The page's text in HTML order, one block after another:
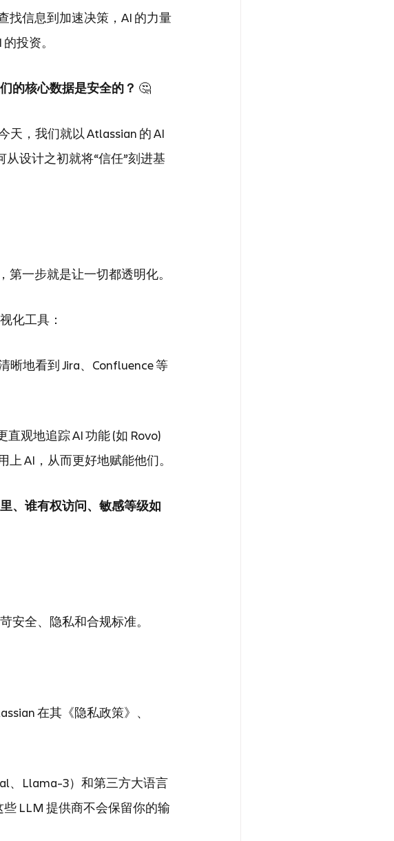
找信息到加速决策，AI 的力量
投资。
的核心数据是安全的？ 🤔
天，我们就以 Atlassian 的 AI
从设计之初就将“信任”刻进基
第一步就是让一切都透明化。
化工具：
晰地看到 Jira、Confluence 等
观地追踪 AI 功能 (如 Rovo)
AI，从而更好地赋能他们。
、谁有权访问、敏感等级如
安全、隐私和合规标准。
在其《隐私政策》、
、Llama-3）和第三方大语言
LLM 提供商不会保留你的输